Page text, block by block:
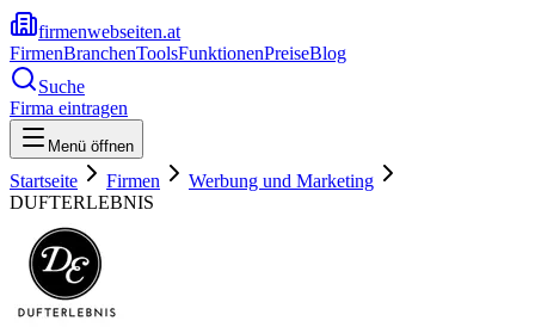
firmenwebseiten.at
FirmenBranchenToolsFunktionenPreiseBlog
Suche
Firma eintragen
Menü öffnen
Startseite Firmen
Werbung und Marketing
DUFTERLEBNIS